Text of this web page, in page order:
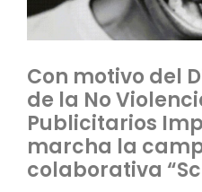
Con motivo del
de la No
Publicitarios
marcha la
colaborativa